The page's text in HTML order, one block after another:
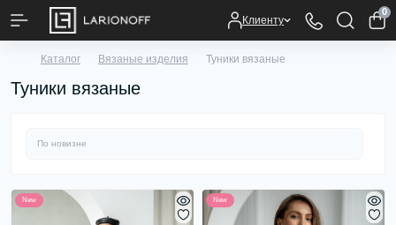
Клиенту
0
Каталог Вязаные изделия Туники вязаные
Туники вязаные
New New